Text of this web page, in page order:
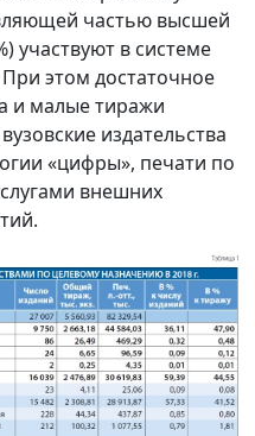
частью высшей
участвуют в системе
этом достаточное
и малые тиражи
издательства
«цифры», печати по
внешних